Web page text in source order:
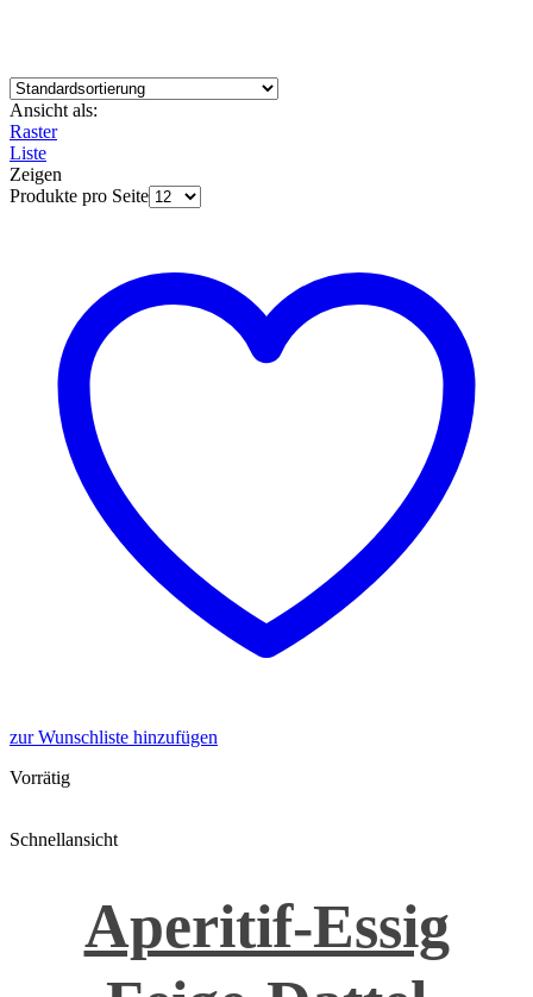
Ansicht als:
Raster
Liste
Zeigen
Produkte pro Seite
zur Wunschliste hinzufügen
Vorrätig
Schnellansicht
Aperitif-Essig